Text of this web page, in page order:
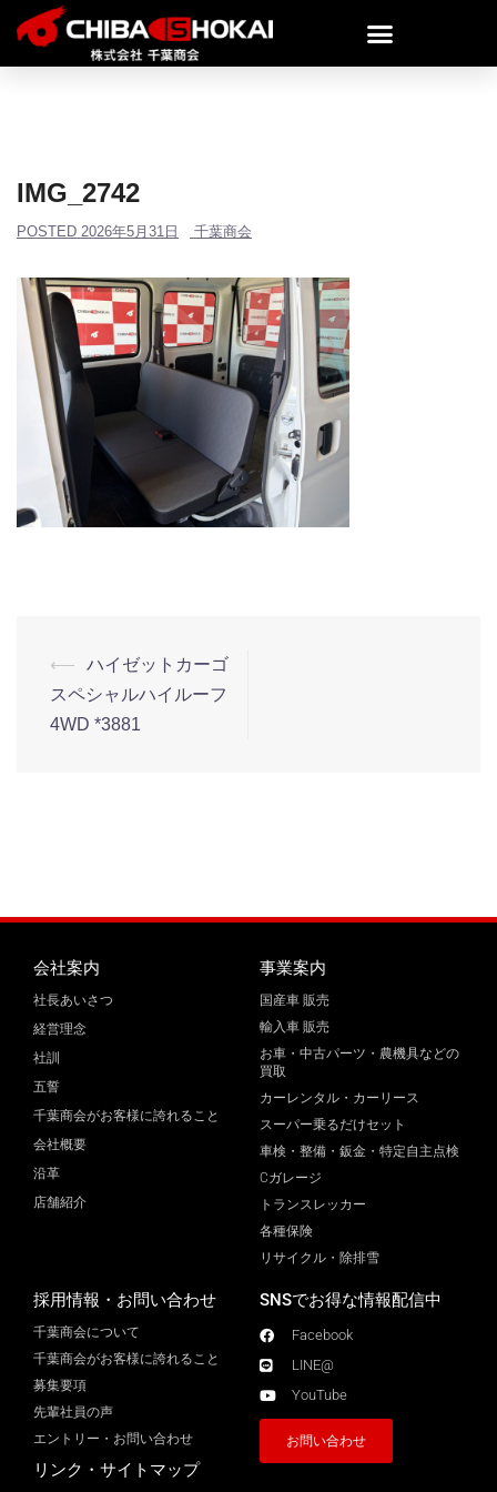
IMG_2742
POSTED 2026年5月31日 千葉商会
⟵
ハイゼットカーゴ
スペシャルハイルーフ
4WD *3881
会社案内
社長あいさつ
経営理念
社訓
五誓
千葉商会がお客様に誇れること
会社概要
沿革
店舗紹介
事業案内
国産車 販売
輸入車 販売
お車・中古パーツ・農機具などの
買取
カーレンタル・カーリース
スーパー乗るだけセット
車検・整備・鈑金・特定自主点検
Cガレージ
トランスレッカー
各種保険
リサイクル・除排雪
採用情報・お問い合わせ
千葉商会について
千葉商会がお客様に誇れること​
募集要項
先輩社員の声
エントリー・お問い合わせ
リンク・サイトマップ
SNSでお得な情報配信中
Facebook
LINE@
YouTube
お問い合わせ